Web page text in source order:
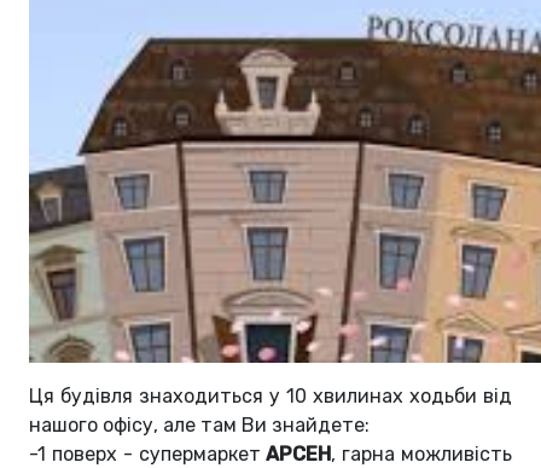
Ця будівля знаходиться у 10 хвилинах ходьби від
нашого офісу, але там Ви знайдете:
-1 поверх - супермаркетАРСЕН, гарна можливість